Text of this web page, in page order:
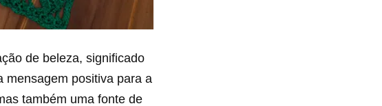
de beleza, significado
mensagem positiva para a
também uma fonte de